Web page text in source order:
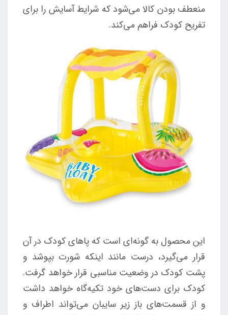
منعطف بودن کالا می‌شود که شرایط آسایش را برای
تفریح کودک فراهم می‌کند.
این محصول به گونه‌ای است که پاهای کودک در آن
قرار می‌گیرد، درست مانند اینکه شورت بپوشد و
پشت کودک در وضعیت مناسبی قرار خواهد گرفت.
کودک برای دست‌های خود تکیه‌گاه خواهد داشت
و از قسمت‌های باز زیر سایبان می‌تواند اطراف و